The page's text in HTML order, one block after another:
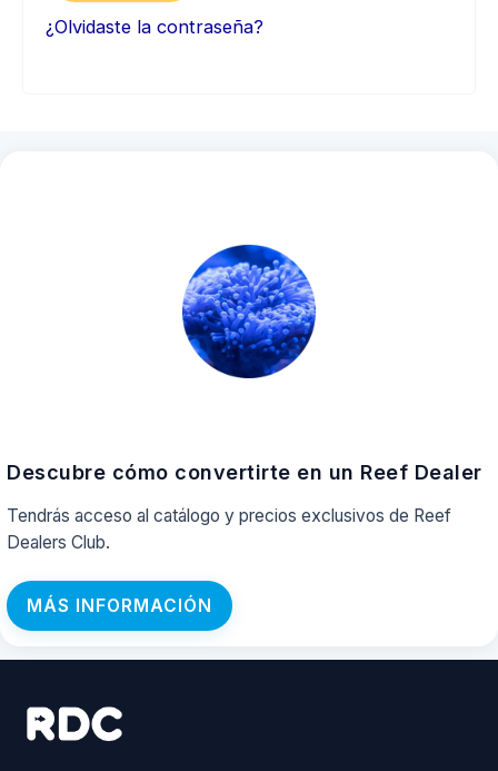
¿Olvidaste la contraseña?
Descubre cómo convertirte en un Reef Dealer
Tendrás acceso al catálogo y precios exclusivos de Reef
Dealers Club.
MÁS INFORMACIÓN